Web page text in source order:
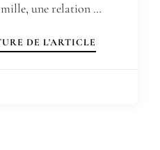
une relation …
DE L'ARTICLE